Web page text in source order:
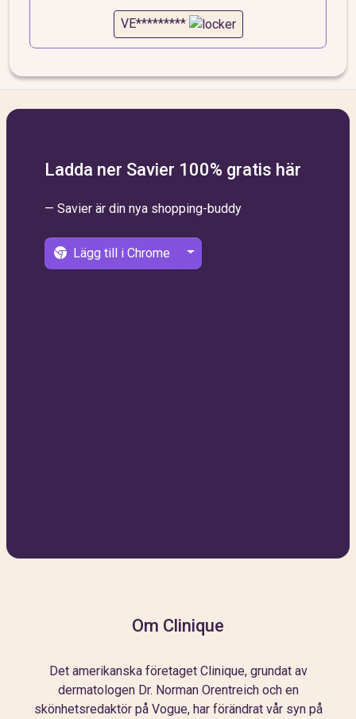
VE*********
Ladda ner Savier 100% gratis här
— Savier är din nya shopping-buddy
Lägg till i Chrome
Om Clinique
Det amerikanska företaget Clinique, grundat av
dermatologen Dr. Norman Orentreich och en
skönhetsredaktör på Vogue, har förändrat vår syn på